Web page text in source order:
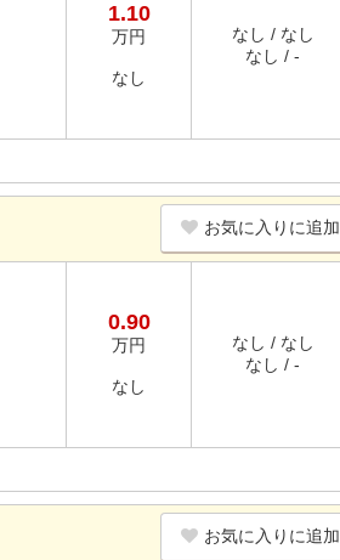
1.10
万円
なし
なし / なし
なし / -
お気に入りに追加
0.90
万円
なし
なし / なし
なし / -
お気に入りに追加